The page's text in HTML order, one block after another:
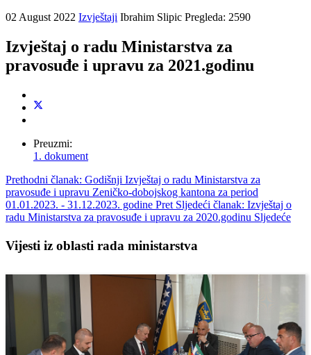
02 August 2022 Izvještaji Ibrahim Slipic Pregleda: 2590
Izvještaj o radu Ministarstva za
pravosuđe i upravu za 2021.godinu
Preuzmi:
1. dokument
Prethodni članak: Godišnji Izvještaj o radu Ministarstva za
pravosuđe i upravu Zeničko-dobojskog kantona za period
01.01.2023. - 31.12.2023. godine Pret Sljedeći članak: Izvještaj o
radu Ministarstva za pravosuđe i upravu za 2020.godinu Sljedeće
Vijesti iz oblasti rada ministarstva